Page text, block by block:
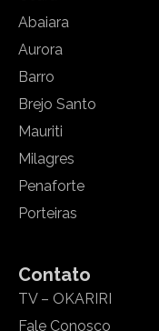
Abaiara
Aurora
Barro
Brejo Santo
Mauriti
Milagres
Penaforte
Porteiras
Contato
TV – OKARIRI
Fale Conosco